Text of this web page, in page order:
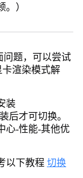
）
问题，可以尝试
渲染模式解
装
后才可切换。
心-性能-其他优
以下教程 切换